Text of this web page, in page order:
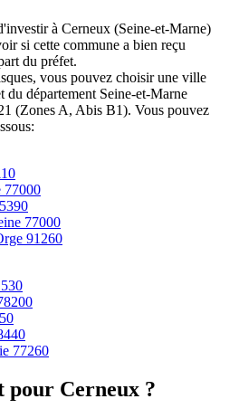
à Cerneux (Seine-et-Marne)
si cette commune a bien reçu
du préfet.
vous pouvez choisir une ville
du département Seine-et-Marne
(Zones A, Abis B1). Vous pouvez
77000
77000
91260
77260
pour Cerneux ?